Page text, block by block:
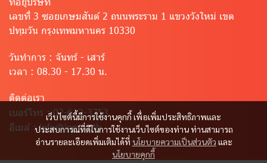
เว็บไซต์นี้มีการใช้งานคุกกี้ เพื่อเพิ่มประสิทธิภาพและ
ประสบการณ์ที่ดีในการใช้งานเว็บไซต์ของท่าน ท่านสามารถ
อ่านรายละเอียดเพิ่มเติมได้ที่ นโยบายความเป็นส่วนตัว และ
นโยบายคุกกี้
เลขที่ 3 ซอยเกษมสันต์ 2 ถนนพระราม 1 แขวงวังใหม่ เขต
ปทุมวัน กรุงเทพมหานคร 10330
วันทำการ : จันทร์ - เสาร์
เวลา : 08.30 - 17.30 น.
ติดต่อเรา
เบอร์โทร :02-612-3753
อีเมล์ :info@iop.co.th